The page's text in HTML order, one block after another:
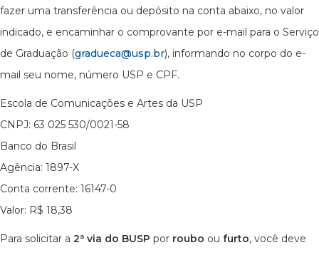
fazer uma transferência ou depósito na conta abaixo, no valor
indicado, e encaminhar o comprovante por e-mail para o Serviço
de Graduação (gradueca@usp.br), informando no corpo do e-
mail seu nome, número USP e CPF.
Escola de Comunicações e Artes da USP
CNPJ: 63 025 530/0021-58
Banco do Brasil
Agência: 1897-X
Conta corrente: 16147-0
Valor: R$ 18,38
Para solicitar a 2ª via do BUSP por roubo ou furto, você deve